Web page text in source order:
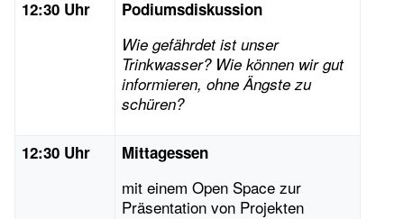
12:30 Uhr
Podiumsdiskussion
Wie gefährdet ist unser
Trinkwasser? Wie können wir gut
informieren, ohne Ängste zu
schüren?
12:30 Uhr Mittagessen
mit einem Open Space zur
Präsentation von Projekten